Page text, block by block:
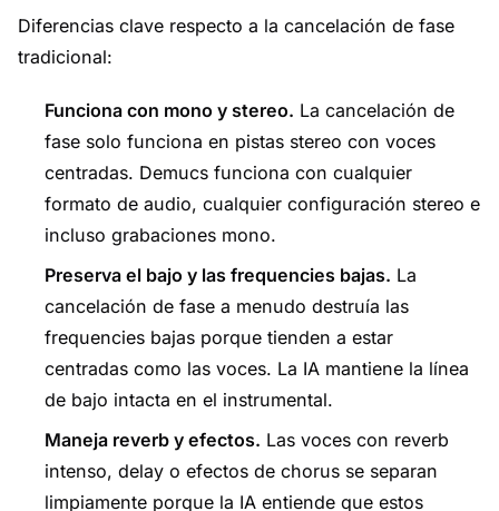
Diferencias clave respecto a la cancelación de fase
tradicional:
Funciona con mono y stereo. La cancelación de
fase solo funciona en pistas stereo con voces
centradas. Demucs funciona con cualquier
formato de audio, cualquier configuración stereo e
incluso grabaciones mono.
Preserva el bajo y las frequencies bajas. La
cancelación de fase a menudo destruía las
frequencies bajas porque tienden a estar
centradas como las voces. La IA mantiene la línea
de bajo intacta en el instrumental.
Maneja reverb y efectos. Las voces con reverb
intenso, delay o efectos de chorus se separan
limpiamente porque la IA entiende que estos